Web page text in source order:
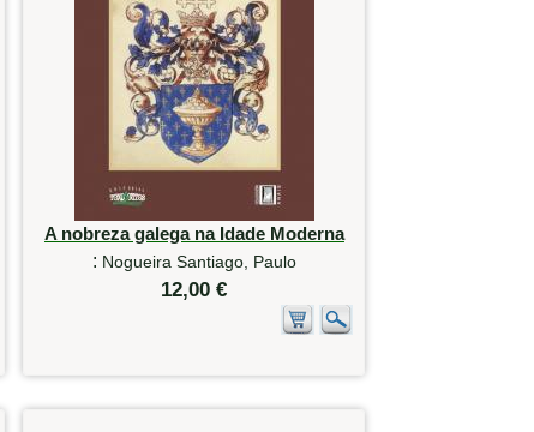
A nobreza galega na Idade Moderna
: Nogueira Santiago, Paulo
12,00 €